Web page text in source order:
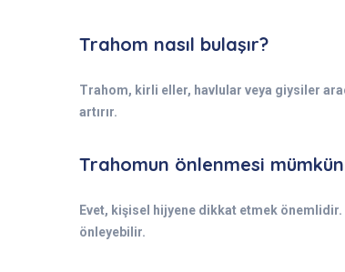
Trahom nasıl bulaşır?
Trahom, kirli eller, havlular veya giysiler
artırır.
Trahomun önlenmesi
Evet, kişisel hijyene dikkat etmek
önleyebilir.